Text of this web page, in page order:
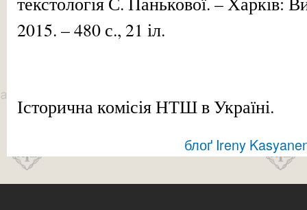
2015. – 480 с., 21 іл.
Історична комісія НТШ в Україні.
блоґ Ireny